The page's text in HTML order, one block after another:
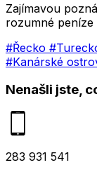
Zajímavou
rozumné peníze
#Řecko
#Kanárské
Nenašli jste,
283 931 541